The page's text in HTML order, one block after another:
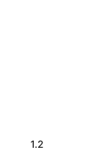
1.2